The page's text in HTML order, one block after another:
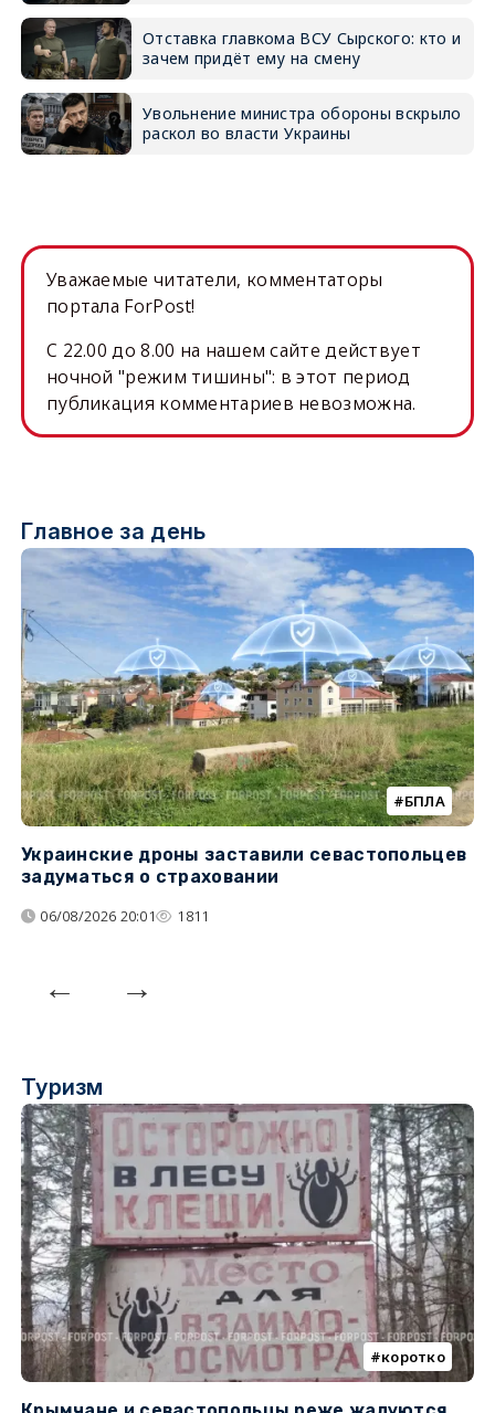
Отставка главкома ВСУ Сырского: кто и
зачем придёт ему на смену
Увольнение министра обороны вскрыло
раскол во власти Украины
Уважаемые читатели, комментаторы
портала ForPost!
C 22.00 до 8.00 на нашем сайте действует
ночной "режим тишины": в этот период
публикация комментариев невозможна.
Главное за день
БПЛА
Украинские дроны заставили севастопольцев
задуматься о страховании
06/08/2026 20:01 1811
Туризм
коротко